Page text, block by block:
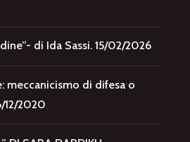
di Ida Sassi. 15/02/2026
meccanicismo di difesa o
12/2020